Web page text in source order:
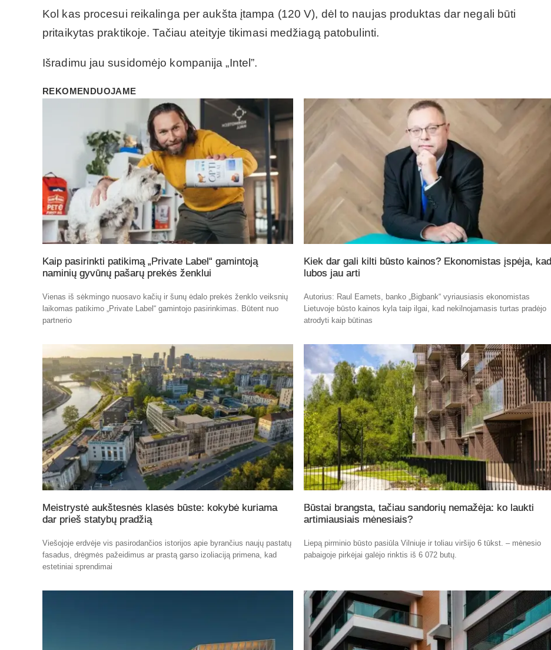
Kol kas procesui reikalinga per aukšta įtampa (120 V), dėl to naujas produktas dar negali būti
pritaikytas praktikoje. Tačiau ateityje tikimasi medžiagą patobulinti.
Išradimu jau susidomėjo kompanija „Intel”.
REKOMENDUOJAME
Kaip pasirinkti patikimą „Private Label“ gamintoją
naminių gyvūnų pašarų prekės ženklui
Vienas iš sėkmingo nuosavo kačių ir šunų ėdalo prekės ženklo veiksnių
laikomas patikimo „Private Label“ gamintojo pasirinkimas. Būtent nuo
partnerio
Kiek dar gali kilti būsto kainos? Ekonomistas įspėja, kad
lubos jau arti
Autorius: Raul Eamets, banko „Bigbank“ vyriausiasis ekonomistas
Lietuvoje būsto kainos kyla taip ilgai, kad nekilnojamasis turtas pradėjo
atrodyti kaip būtinas
Meistrystė aukštesnės klasės būste: kokybė kuriama
dar prieš statybų pradžią
Viešojoje erdvėje vis pasirodančios istorijos apie byrančius naujų pastatų
fasadus, drėgmės pažeidimus ar prastą garso izoliaciją primena, kad
estetiniai sprendimai
Būstai brangsta, tačiau sandorių nemažėja: ko laukti
artimiausiais mėnesiais?
Liepą pirminio būsto pasiūla Vilniuje ir toliau viršijo 6 tūkst. – mėnesio
pabaigoje pirkėjai galėjo rinktis iš 6 072 butų.